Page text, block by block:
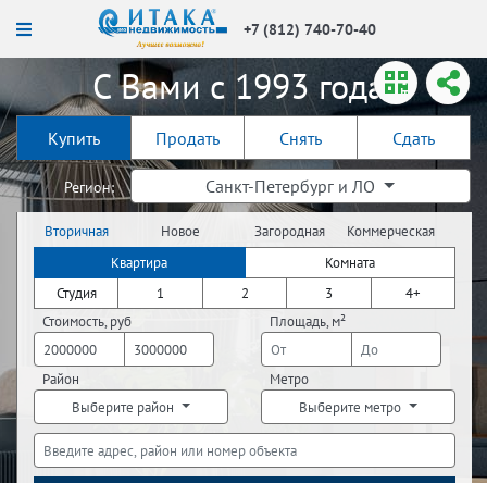
+7 (812) 740-70-40
С Вами с 1993 года!
Купить Продать Снять Сдать
Регион: Санкт-Петербург и ЛО
Вторичная
недвижимость
Новое
строительство
Загородная
недвижимость
Коммерческая
недвижимость
Квартира
Комната
Студия
1 2 3
4+
Стоимость, руб
Площадь, м²
Район
Выберите район
Метро
Выберите метро